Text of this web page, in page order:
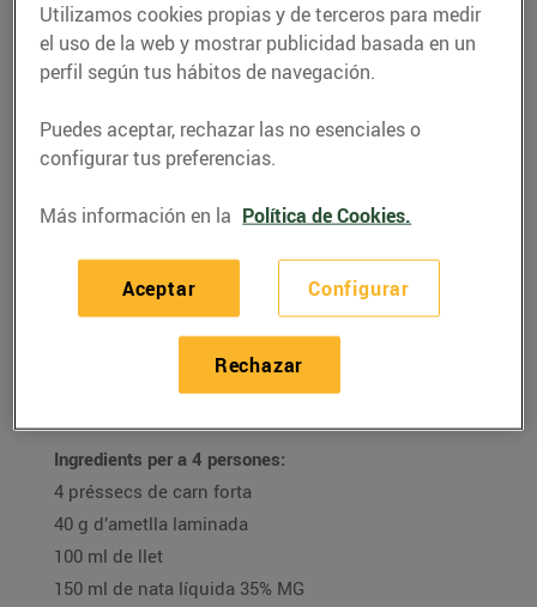
RECETAS
Préssecs gratinats
Ingredients per a 4 persones:
4 préssecs de carn forta
40 g d’ametlla laminada
100 ml de llet
150 ml de nata líquida 35% MG
Utilizamos cookies propias y de terceros para medir
el uso de la web y mostrar publicidad basada en un
perfil según tus hábitos de navegación.
Puedes aceptar, rechazar las no esenciales o
configurar tus preferencias.
Más información en la Política de Cookies.
Configurar
Rechazar
Aceptar